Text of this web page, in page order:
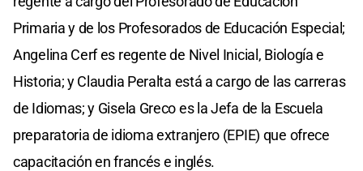
Primaria y de los Profesorados de Educación Especial;
Angelina Cerf es regente de Nivel Inicial, Biología e
Historia; y Claudia Peralta está a cargo de las carreras
de Idiomas; y Gisela Greco es la Jefa de la Escuela
preparatoria de idioma extranjero (EPIE) que ofrece
capacitación en francés e inglés.